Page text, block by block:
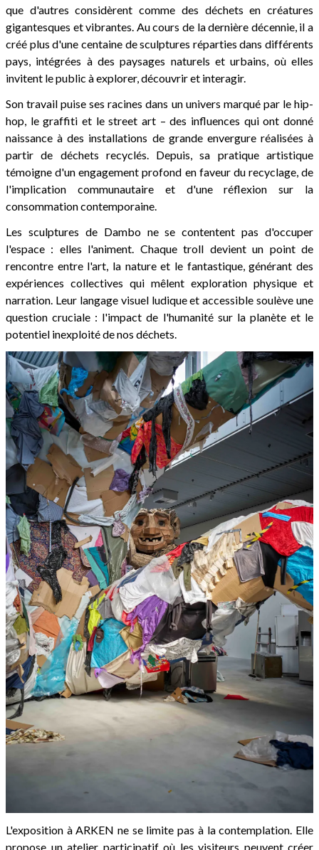
que d'autres considèrent comme des déchets en créatures
gigantesques et vibrantes. Au cours de la dernière décennie, il a
créé plus d'une centaine de sculptures réparties dans différents
pays, intégrées à des paysages naturels et urbains, où elles
invitent le public à explorer, découvrir et interagir.
Son travail puise ses racines dans un univers marqué par le hip-
hop, le graffiti et le street art – des influences qui ont donné
naissance à des installations de grande envergure réalisées à
partir de déchets recyclés. Depuis, sa pratique artistique
témoigne d'un engagement profond en faveur du recyclage, de
l'implication communautaire et d'une réflexion sur la
consommation contemporaine.
Les sculptures de Dambo ne se contentent pas d'occuper
l'espace : elles l'animent. Chaque troll devient un point de
rencontre entre l'art, la nature et le fantastique, générant des
expériences collectives qui mêlent exploration physique et
narration. Leur langage visuel ludique et accessible soulève une
question cruciale : l'impact de l'humanité sur la planète et le
potentiel inexploité de nos déchets.
L'exposition à ARKEN ne se limite pas à la contemplation. Elle
propose un atelier participatif où les visiteurs peuvent créer